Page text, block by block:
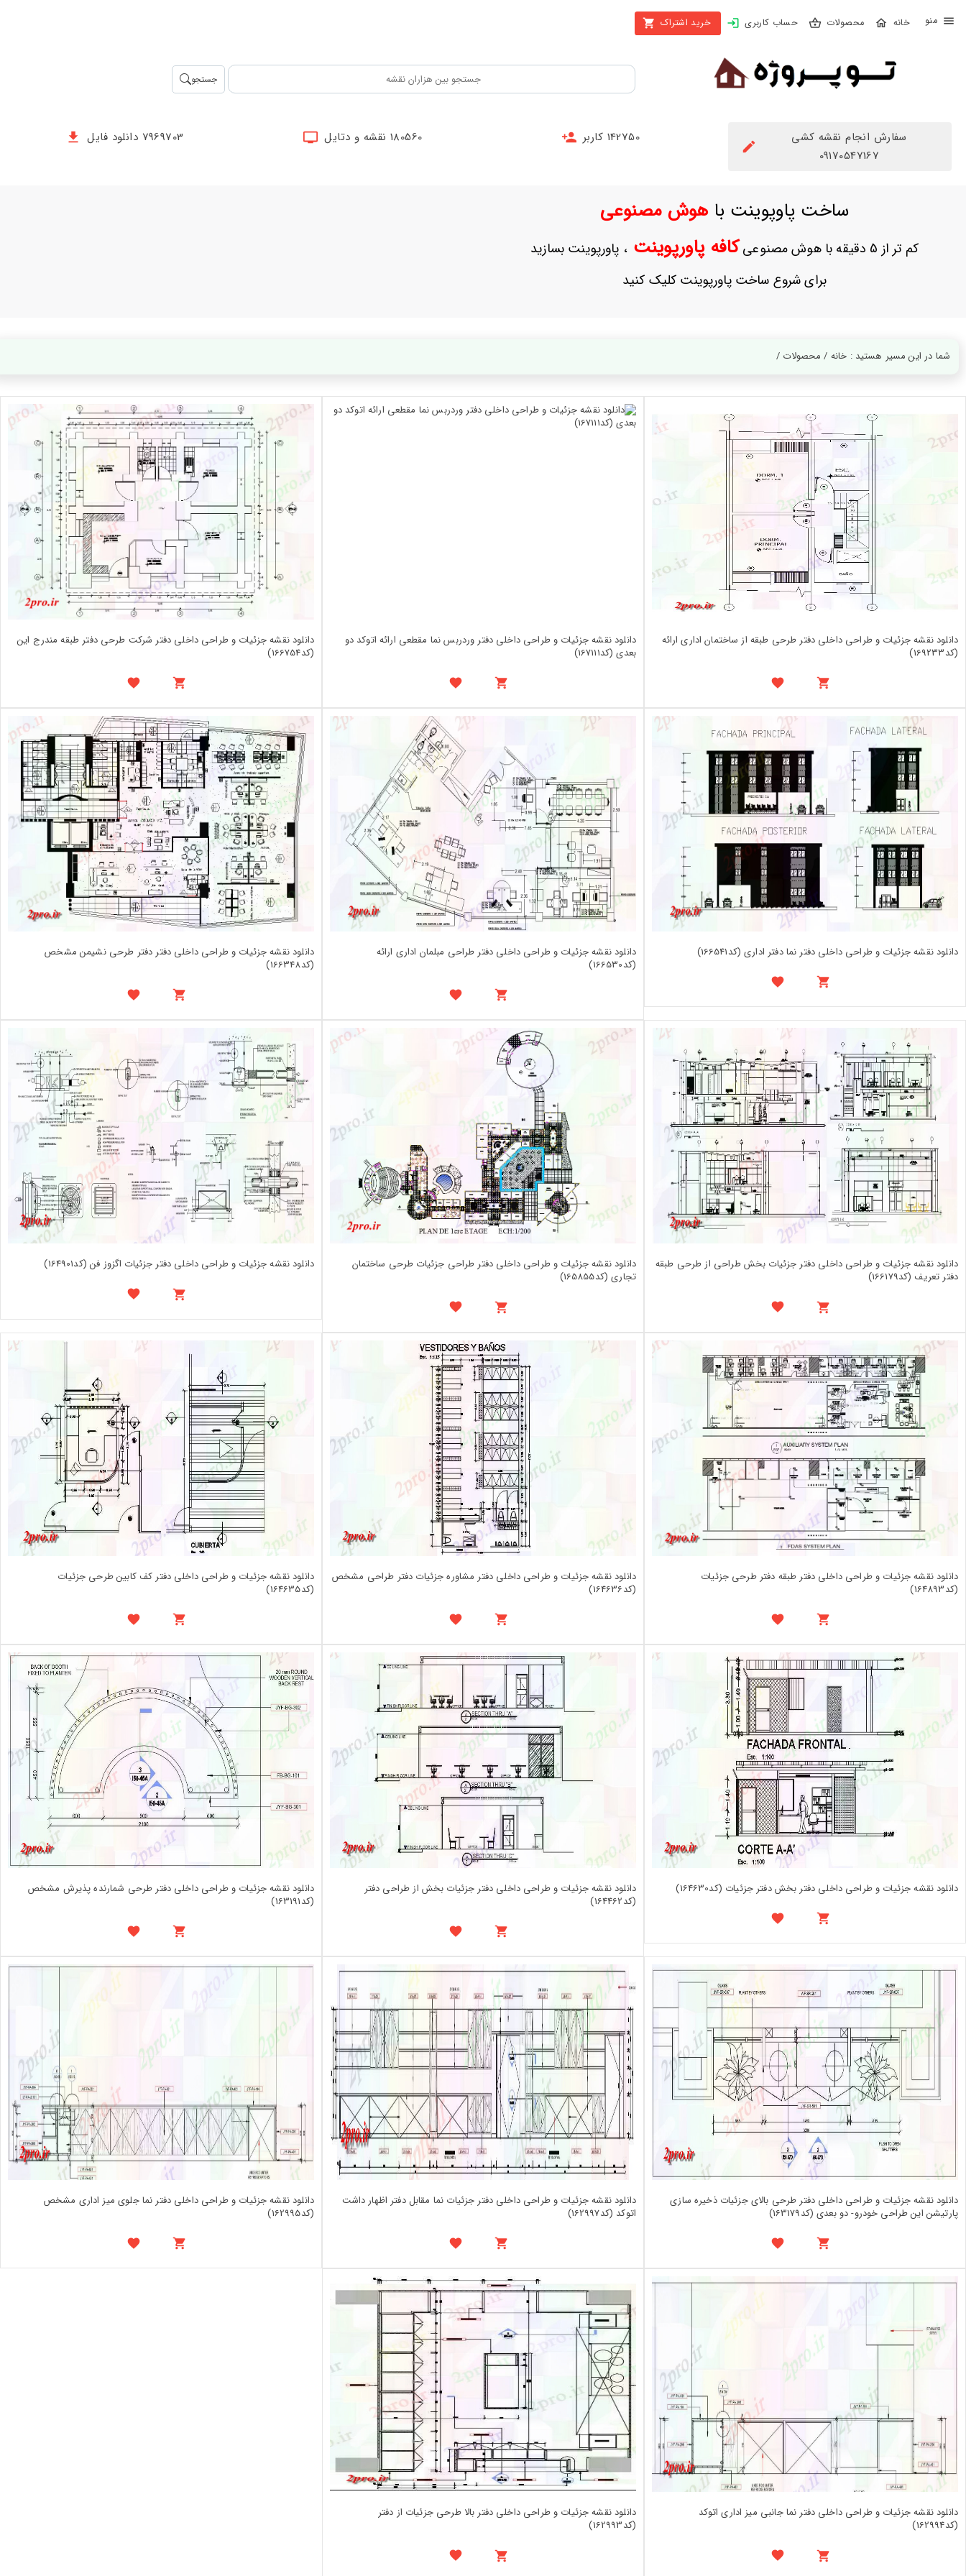
محصولات حساب کاربری خرید اشتراک
بستن
محصولات
حساب
ثبت
مندی
جستجو
سفارش انجام نقشه کشی
09170547167
142750 کاربر 180560 نقشه و دتایل 7969703 دانلود فایل
ساخت پاوپوینت باهوش مصنوعی
کم تر از 5 دقیقه با هوش مصنوعی کافه پاورپوینت، پاورپوینت بسازید
برای شروع ساخت پاورپوینت کلیک کنید
شما در این مسیر هستید : خانه / محصولات /
دانلود نقشه جزئیات و طراحی داخلی دفتر طرحی طبقه از ساختمان اداری ارائه
(کد169233)
دانلود نقشه جزئیات و طراحی داخلی دفتر وردربس نما مقطعی ارائه اتوکد دو
بعدی (کد167111)
دانلود نقشه جزئیات و طراحی داخلی دفتر شرکت طرحی دفتر طبقه مندرج این
(کد166754)
دانلود نقشه جزئیات و طراحی داخلی دفتر نما دفتر اداری (کد166541)
دانلود نقشه جزئیات و طراحی داخلی دفتر طراحی مبلمان اداری ارائه
(کد166530)
دانلود نقشه جزئیات و طراحی داخلی دفتر دفتر طرحی نشیمن مشخص
(کد166348)
دانلود نقشه جزئیات و طراحی داخلی دفتر جزئیات بخش طراحی از طرحی طبقه
دفتر تعریف (کد166179)
دانلود نقشه جزئیات و طراحی داخلی دفتر طراحی جزئیات طرحی ساختمان
تجاری (کد165855)
دانلود نقشه جزئیات و طراحی داخلی دفتر جزئیات اگزوز فن (کد164901)
دانلود نقشه جزئیات و طراحی داخلی دفتر طبقه دفتر طرحی جزئیات
(کد164893)
دانلود نقشه جزئیات و طراحی داخلی دفتر مشاوره جزئیات دفتر طراحی مشخص
(کد164636)
دانلود نقشه جزئیات و طراحی داخلی دفتر کف کابین طرحی جزئیات
(کد164635)
دانلود نقشه جزئیات و طراحی داخلی دفتر بخش دفتر جزئیات (کد164630)
دانلود نقشه جزئیات و طراحی داخلی دفتر جزئیات بخش از طراحی دفتر
(کد164462)
دانلود نقشه جزئیات و طراحی داخلی دفتر طرحی شمارنده پذیرش مشخص
(کد163191)
دانلود نقشه جزئیات و طراحی داخلی دفتر طرحی بالای جزئیات ذخیره سازی
پارتیشن این طراحی خودرو- دو بعدی (کد163179)
دانلود نقشه جزئیات و طراحی داخلی دفتر جزئیات نما مقابل دفتر اظهار داشت
اتوکد (کد162997)
دانلود نقشه جزئیات و طراحی داخلی دفتر نما جلوی میز اداری مشخص
(کد162995)
دانلود نقشه جزئیات و طراحی داخلی دفتر نما جانبی میز اداری اتوکد
(کد162994)
دانلود نقشه جزئیات و طراحی داخلی دفتر بالا طرحی جزئیات از دفتر
(کد162993)